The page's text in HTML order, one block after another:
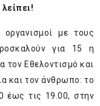
με τους
για 15 η
τον Εθελοντισμό και
και τον άνθρωπο: το
έως τις 19.00, στην